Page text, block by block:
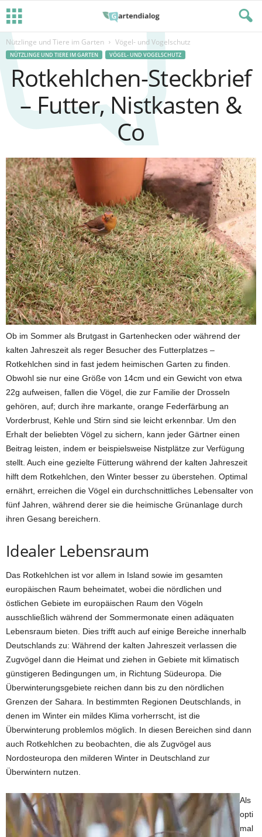
Nützlinge und Tiere im Garten Vögel- und Vogelschutz
NÜTZLINGE UND TIERE IM GARTEN VÖGEL- UND VOGELSCHUTZ
Rotkehlchen-Steckbrief
– Futter, Nistkasten &
Co
Ob im Sommer als Brutgast in Gartenhecken oder während der
kalten Jahreszeit als reger Besucher des Futterplatzes –
Rotkehlchen sind in fast jedem heimischen Garten zu finden.
Obwohl sie nur eine Größe von 14cm und ein Gewicht von etwa
22g aufweisen, fallen die Vögel, die zur Familie der Drosseln
gehören, auf; durch ihre markante, orange Federfärbung an
Vorderbrust, Kehle und Stirn sind sie leicht erkennbar. Um den
Erhalt der beliebten Vögel zu sichern, kann jeder Gärtner einen
Beitrag leisten, indem er beispielsweise Nistplätze zur Verfügung
stellt. Auch eine gezielte Fütterung während der kalten Jahreszeit
hilft dem Rotkehlchen, den Winter besser zu überstehen. Optimal
ernährt, erreichen die Vögel ein durchschnittliches Lebensalter von
fünf Jahren, während derer sie die heimische Grünanlage durch
ihren Gesang bereichern.
Idealer Lebensraum
Das Rotkehlchen ist vor allem in Island sowie im gesamten
europäischen Raum beheimatet, wobei die nördlichen und
östlichen Gebiete im europäischen Raum den Vögeln
ausschließlich während der Sommermonate einen adäquaten
Lebensraum bieten. Dies trifft auch auf einige Bereiche innerhalb
Deutschlands zu: Während der kalten Jahreszeit verlassen die
Zugvögel dann die Heimat und ziehen in Gebiete mit klimatisch
günstigeren Bedingungen um, in Richtung Südeuropa. Die
Überwinterungsgebiete reichen dann bis zu den nördlichen
Grenzen der Sahara. In bestimmten Regionen Deutschlands, in
denen im Winter ein mildes Klima vorherrscht, ist die
Überwinterung problemlos möglich. In diesen Bereichen sind dann
auch Rotkehlchen zu beobachten, die als Zugvögel aus
Nordosteuropa den milderen Winter in Deutschland zur
Überwintern nutzen.
Als
opti
mal